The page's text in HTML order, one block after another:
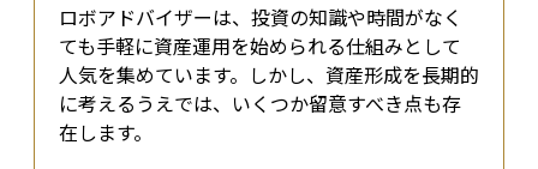
ロボアドバイザーは、投資の知識や時間がなく
ても手軽に資産運用を始められる仕組みとして
人気を集めています。しかし、資産形成を長期的
に考えるうえでは、いくつか留意すべき点も存
在します。